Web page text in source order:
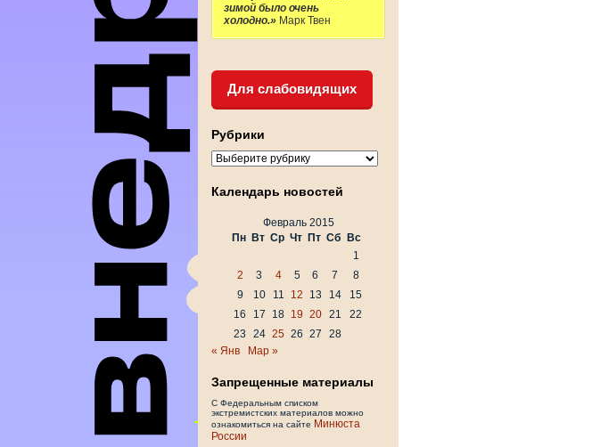
зимой было очень
холодно.» Марк Твен
Для слабовидящих
Рубрики
Рубрики
Календарь новостей
Февраль 2015
Пн Вт Ср Чт Пт Сб
Вс
1
2
3 4 5 6 7
8
9
10 11 12 13 14
15
16
17 18 19 20 21
22
23
24 25 26 27
28
« Янв
Мар »
Запрещенные материалы
С Федеральным списком
экстремистских материалов можно
ознакомиться на сайте Минюста
России